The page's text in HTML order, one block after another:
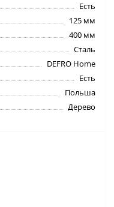
Есть
125 мм
400 мм
Сталь
DEFRO Home
Есть
Польша
Дерево